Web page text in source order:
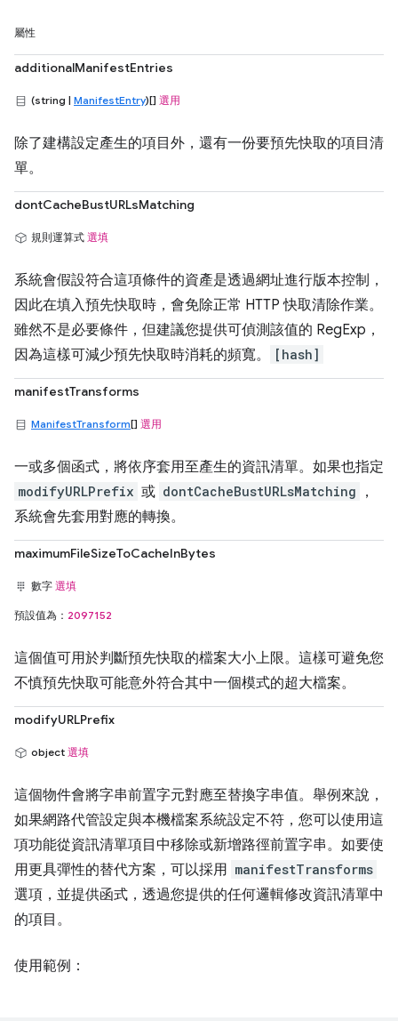
屬性
additionalManifestEntries
(string | ManifestEntry)[] 選用
除了建構設定產生的項目外，還有一份要預先快取的項目清
單。
dontCacheBustURLsMatching
規則運算式 選填
系統會假設符合這項條件的資產是透過網址進行版本控制，
因此在填入預先快取時，會免除正常 HTTP 快取清除作業。
雖然不是必要條件，但建議您提供可偵測該值的 RegExp，
因為這樣可減少預先快取時消耗的頻寬。
[hash]
manifestTransforms
ManifestTransform[] 選用
一或多個函式，將依序套用至產生的資訊清單。如果也指定
modifyURLPrefix 或 dontCacheBustURLsMatching
，
系統會先套用對應的轉換。
maximumFileSizeToCacheInBytes
數字 選填
預設值為： 2097152
這個值可用於判斷預先快取的檔案大小上限。這樣可避免您
不慎預先快取可能意外符合其中一個模式的超大檔案。
modifyURLPrefix
object 選填
這個物件會將字串前置字元對應至替換字串值。舉例來說，
如果網路代管設定與本機檔案系統設定不符，您可以使用這
項功能從資訊清單項目中移除或新增路徑前置字串。如要使
用更具彈性的替代方案，可以採用 manifestTransforms
選項，並提供函式，透過您提供的任何邏輯修改資訊清單中
的項目。
使用範例：